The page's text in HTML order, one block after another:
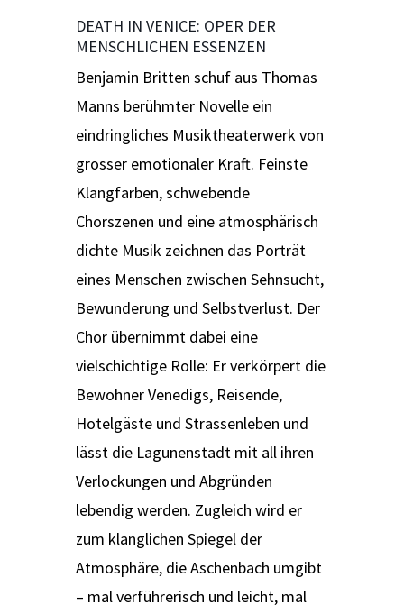
DEATH IN VENICE: OPER DER
MENSCHLICHEN ESSENZEN
Benjamin Britten schuf aus Thomas
Manns berühmter Novelle ein
eindringliches Musiktheaterwerk von
grosser emotionaler Kraft. Feinste
Klangfarben, schwebende
Chorszenen und eine atmosphärisch
dichte Musik zeichnen das Porträt
eines Menschen zwischen Sehnsucht,
Bewunderung und Selbstverlust. Der
Chor übernimmt dabei eine
vielschichtige Rolle: Er verkörpert die
Bewohner Venedigs, Reisende,
Hotelgäste und Strassenleben und
lässt die Lagunenstadt mit all ihren
Verlockungen und Abgründen
lebendig werden. Zugleich wird er
zum klanglichen Spiegel der
Atmosphäre, die Aschenbach umgibt
– mal verführerisch und leicht, mal